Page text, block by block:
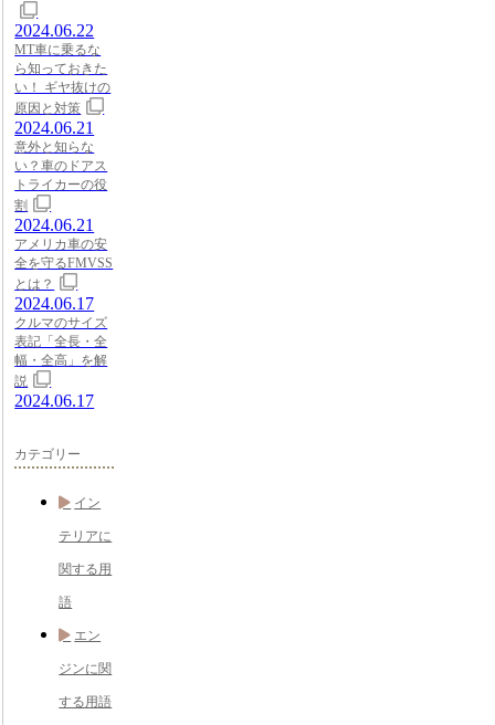
2024.06.22
MT車に乗るな
ら知っておきた
い！ ギヤ抜けの
原因と対策
2024.06.21
意外と知らな
い？車のドアス
トライカーの役
割
2024.06.21
アメリカ車の安
全を守るFMVSS
とは？
2024.06.17
クルマのサイズ
表記「全長・全
幅・全高」を解
説
2024.06.17
カテゴリー
イン
テリアに
関する用
語
エン
ジンに関
する用語